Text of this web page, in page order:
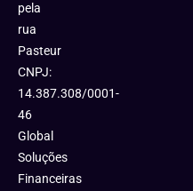
pela
rua
Pasteur
CNPJ:
14.387.308/0001-
46
Global
Soluções
Financeiras